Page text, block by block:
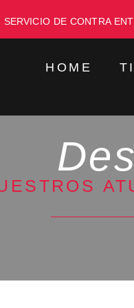
SERVICIO DE CONTRA
HOME